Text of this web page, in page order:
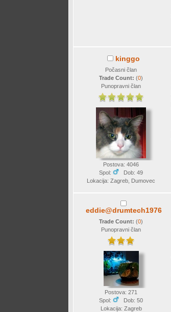
kinggo
Počasni član
Trade Count:(0)
Punopravni član
Postova: 4046
Spol:
Dob: 49
Lokacija: Zagreb, Dumovec
eddie@drumtech1976
Trade Count:(0)
Punopravni član
Postova: 271
Spol:
Dob: 50
Lokacija: Zagreb